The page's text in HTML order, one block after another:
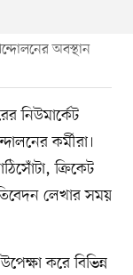
অবস্থান
নিউমার্কেট
কর্মীরা।
ক্রিকেট
লেখার সময়
করে বিভিন্ন